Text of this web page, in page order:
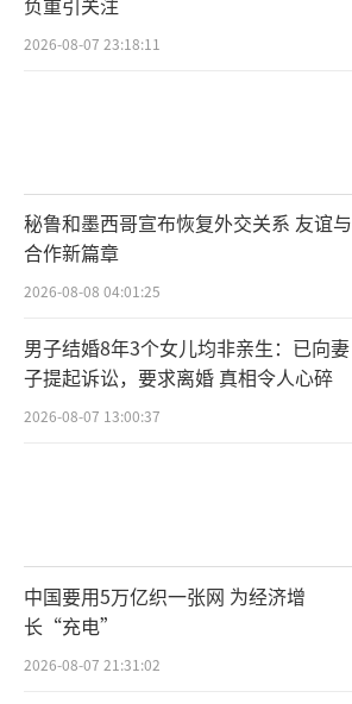
2026-08-07 23:18:11
秘鲁和墨西哥宣布恢复外交关系 友谊与
合作新篇章
2026-08-08 04:01:25
男子结婚8年3个女儿均非亲生：已向妻
子提起诉讼，要求离婚 真相令人心碎
2026-08-07 13:00:37
中国要用5万亿织一张网 为经济增
长“充电”
2026-08-07 21:31:02